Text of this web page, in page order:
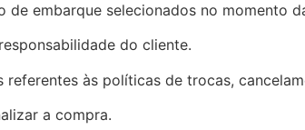
embarque selecionados no momento
do cliente.
às políticas de trocas,
a compra.